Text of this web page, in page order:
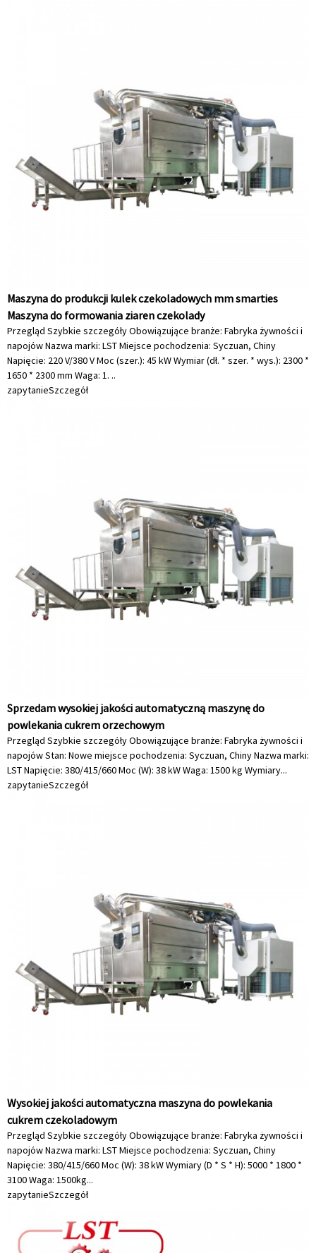
Maszyna do produkcji kulek czekoladowych mm smarties
Maszyna do formowania ziaren czekolady
Przegląd Szybkie szczegóły Obowiązujące branże: Fabryka żywności i
napojów Nazwa marki: LST Miejsce pochodzenia: Syczuan, Chiny
Napięcie: 220 V/380 V Moc (szer.): 45 kW Wymiar (dł. * szer. * wys.): 2300 *
1650 * 2300 mm Waga: 1. ..
zapytanieSzczegół
Sprzedam wysokiej jakości automatyczną maszynę do
powlekania cukrem orzechowym
Przegląd Szybkie szczegóły Obowiązujące branże: Fabryka żywności i
napojów Stan: Nowe miejsce pochodzenia: Syczuan, Chiny Nazwa marki:
LST Napięcie: 380/415/660 Moc (W): 38 kW Waga: 1500 kg Wymiary...
zapytanieSzczegół
Wysokiej jakości automatyczna maszyna do powlekania
cukrem czekoladowym
Przegląd Szybkie szczegóły Obowiązujące branże: Fabryka żywności i
napojów Nazwa marki: LST Miejsce pochodzenia: Syczuan, Chiny
Napięcie: 380/415/660 Moc (W): 38 kW Wymiary (D * S * H): 5000 * 1800 *
3100 Waga: 1500kg...
zapytanieSzczegół